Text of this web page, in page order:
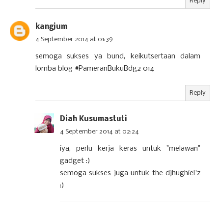
kangjum
4 September 2014 at 01:39
semoga sukses ya bund, keikutsertaan dalam
lomba blog #PameranBukuBdg2 014
Reply
Diah Kusumastuti
4 September 2014 at 02:24
iya, perlu kerja keras untuk "melawan"
gadget :)
semoga sukses juga untuk the djhughiel'z
:)